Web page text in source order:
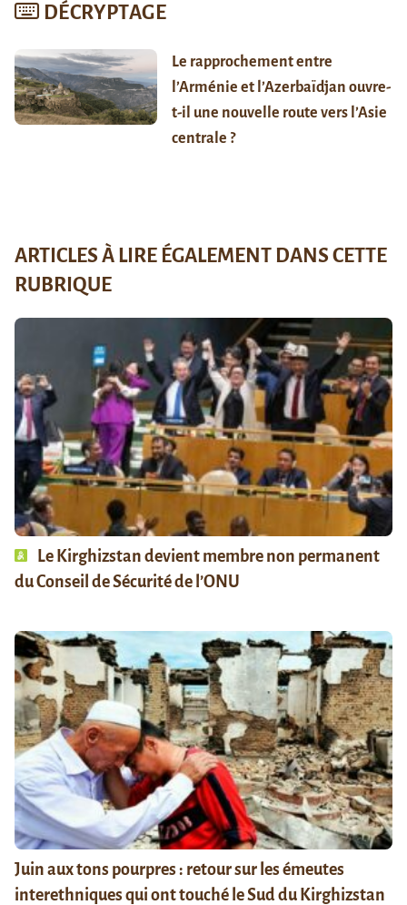
DÉCRYPTAGE
Le rapprochement entre
l’Arménie et l’Azerbaïdjan ouvre-
t-il une nouvelle route vers l’Asie
centrale ?
ARTICLES À LIRE ÉGALEMENT DANS CETTE
RUBRIQUE
Le Kirghizstan devient membre non permanent
du Conseil de Sécurité de l’ONU
Juin aux tons pourpres : retour sur les émeutes
interethniques qui ont touché le Sud du Kirghizstan